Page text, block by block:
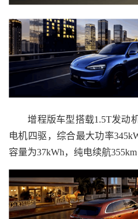
增程版车型搭载1.5T发动机
电机四驱，综合最大功率
容量为37kWh，纯电续航355km